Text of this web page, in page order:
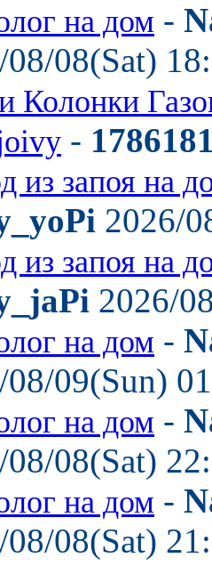
на дом -
08/08(Sat)
Колонки
-
из запоя на
2026/
из запоя на
2026/
на дом -
08/09(Sun)
на дом -
08/08(Sat)
на дом -
08/08(Sat)